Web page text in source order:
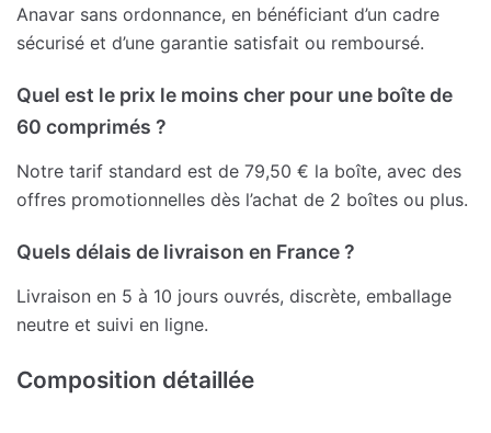
Anavar sans ordonnance, en bénéficiant d’un cadre
sécurisé et d’une garantie satisfait ou remboursé.
Quel est le prix le moins cher pour une boîte de
60 comprimés ?
Notre tarif standard est de 79,50 € la boîte, avec des
offres promotionnelles dès l’achat de 2 boîtes ou plus.
Quels délais de livraison en France ?
Livraison en 5 à 10 jours ouvrés, discrète, emballage
neutre et suivi en ligne.
Composition détaillée